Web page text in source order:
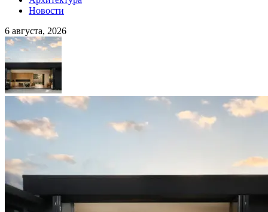
Новости
6 августа, 2026